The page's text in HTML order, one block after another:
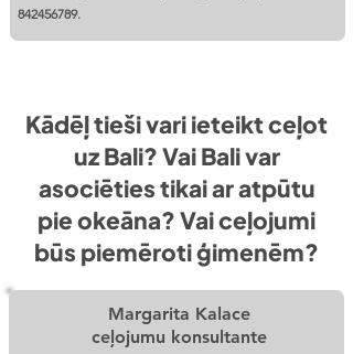
842456789.
Kādēļ tieši vari ieteikt ceļot
uz Bali? Vai Bali var
asociēties tikai ar atpūtu
pie okeāna? Vai ceļojumi
būs piemēroti ģimenēm?
Margarita Kalace
ceļojumu konsultante